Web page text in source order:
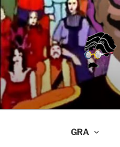
Przejdź
do
treści
GRA